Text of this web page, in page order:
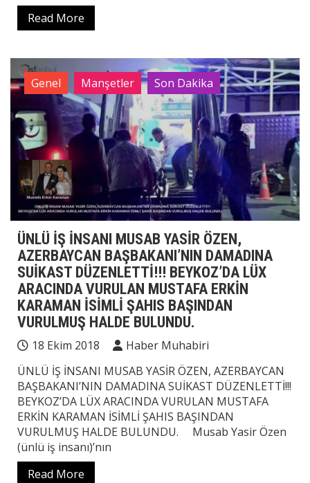
Read More
Genel Manşetler Son Dakika
ÜNLÜ İŞ İNSANI MUSAB YASİR ÖZEN,
AZERBAYCAN BAŞBAKANI’NIN DAMADINA
SUİKAST DÜZENLETTİ!!! BEYKOZ’DA LÜX
ARACINDA VURULAN MUSTAFA ERKİN
KARAMAN İSİMLİ ŞAHIS BAŞINDAN
VURULMUŞ HALDE BULUNDU.
18 Ekim 2018
Haber Muhabiri
ÜNLÜ İŞ İNSANI MUSAB YASİR ÖZEN, AZERBAYCAN
BAŞBAKANI’NIN DAMADINA SUİKAST DÜZENLETTİ!!!
BEYKOZ’DA LÜX ARACINDA VURULAN MUSTAFA
ERKİN KARAMAN İSİMLİ ŞAHIS BAŞINDAN
VURULMUŞ HALDE BULUNDU. Musab Yasir Özen
(ünlü iş insanı)’nın
Read More